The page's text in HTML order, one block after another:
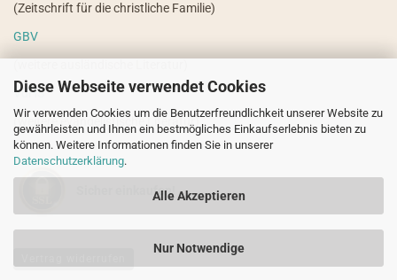
Diese Webseite verwendet Cookies
Wir verwenden Cookies um die Benutzerfreundlichkeit unserer Website zu
gewährleisten und Ihnen ein bestmögliches Einkaufserlebnis bieten zu
können. Weitere Informationen finden Sie in unserer
Datenschutzerklärung.
Alle Akzeptieren
Nur Notwendige
(Zeitschrift für die christliche Familie)
GBV
VdHS
(weitere evangelistische Literatur)
Sicher einkaufen!